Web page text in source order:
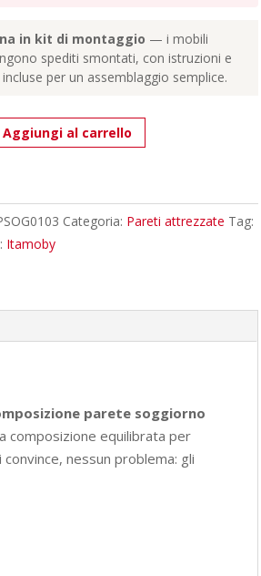
in kit di montaggio — i mobili
spediti smontati, con istruzioni e
per un assemblaggio semplice.
Aggiungi al carrello
Categoria: Pareti attrezzate Tag:
Itamoby
parete soggiorno
composizione equilibrata per
nessun problema: gli